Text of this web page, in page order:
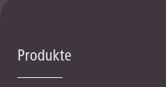
Produkte